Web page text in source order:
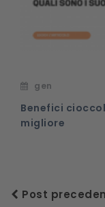
gen
Benefici
migliore
Post